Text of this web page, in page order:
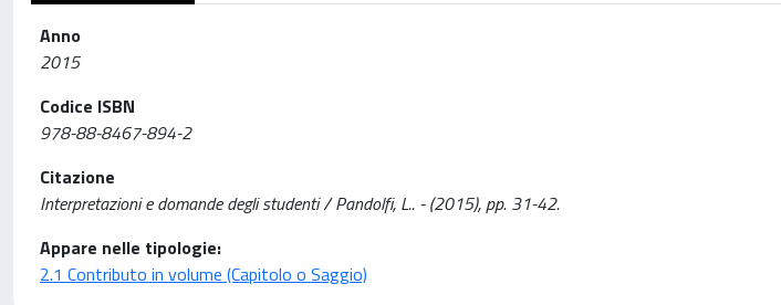
Anno
2015
Codice ISBN
978-88-8467-894-2
Citazione
Interpretazioni e domande degli studenti / Pandolfi, L.. - (2015), pp. 31-42.
Appare nelle tipologie:
2.1 Contributo in volume (Capitolo o Saggio)